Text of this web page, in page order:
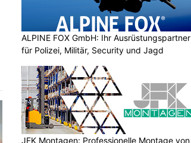
ALPINE FOX GmbH: Ihr Ausrüstungspartner
für Polizei, Militär, Security und Jagd
JFK Montagen: Professionelle Montage von